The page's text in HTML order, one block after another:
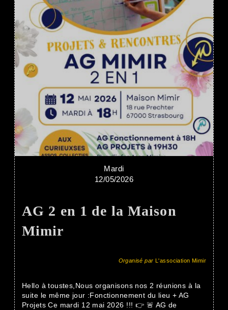
Mardi
12/05/2026
AG 2 en 1 de la Maison
Mimir
Organisé parL'association Mimir
Hello à toustes,Nous organisons nos 2 réunions à la
suite le même jour :Fonctionnement du lieu + AG
Projets Ce mardi 12 mai 2026 !!! 👉 🚨 AG de